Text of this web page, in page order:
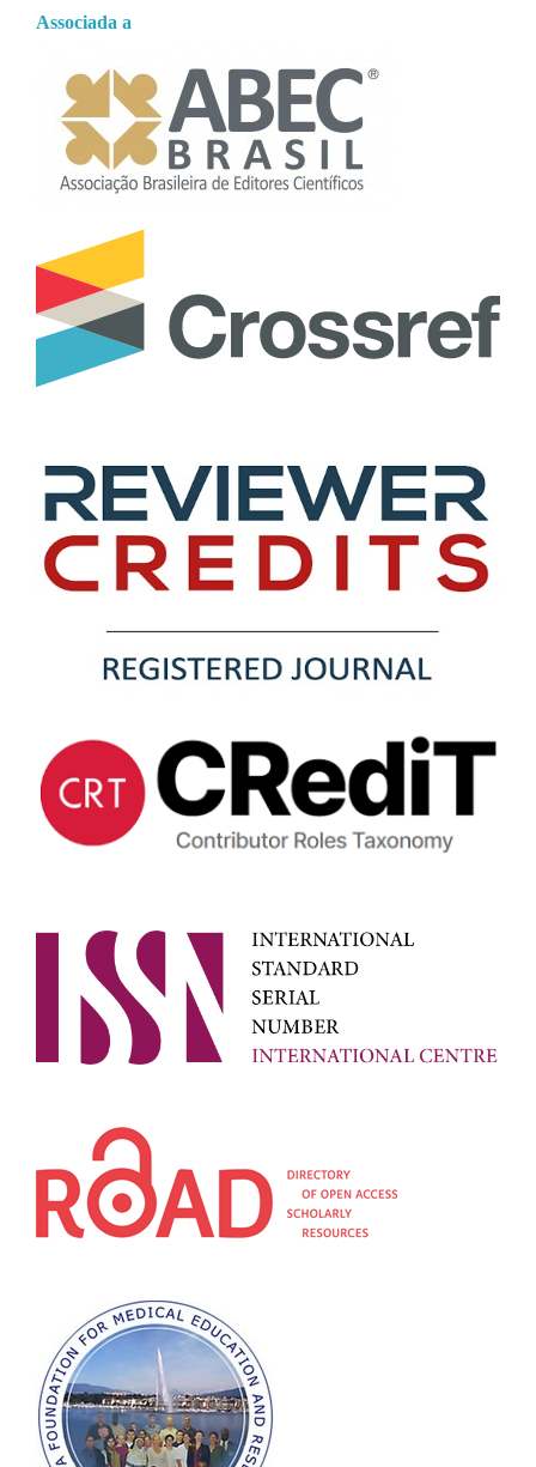
Associada a